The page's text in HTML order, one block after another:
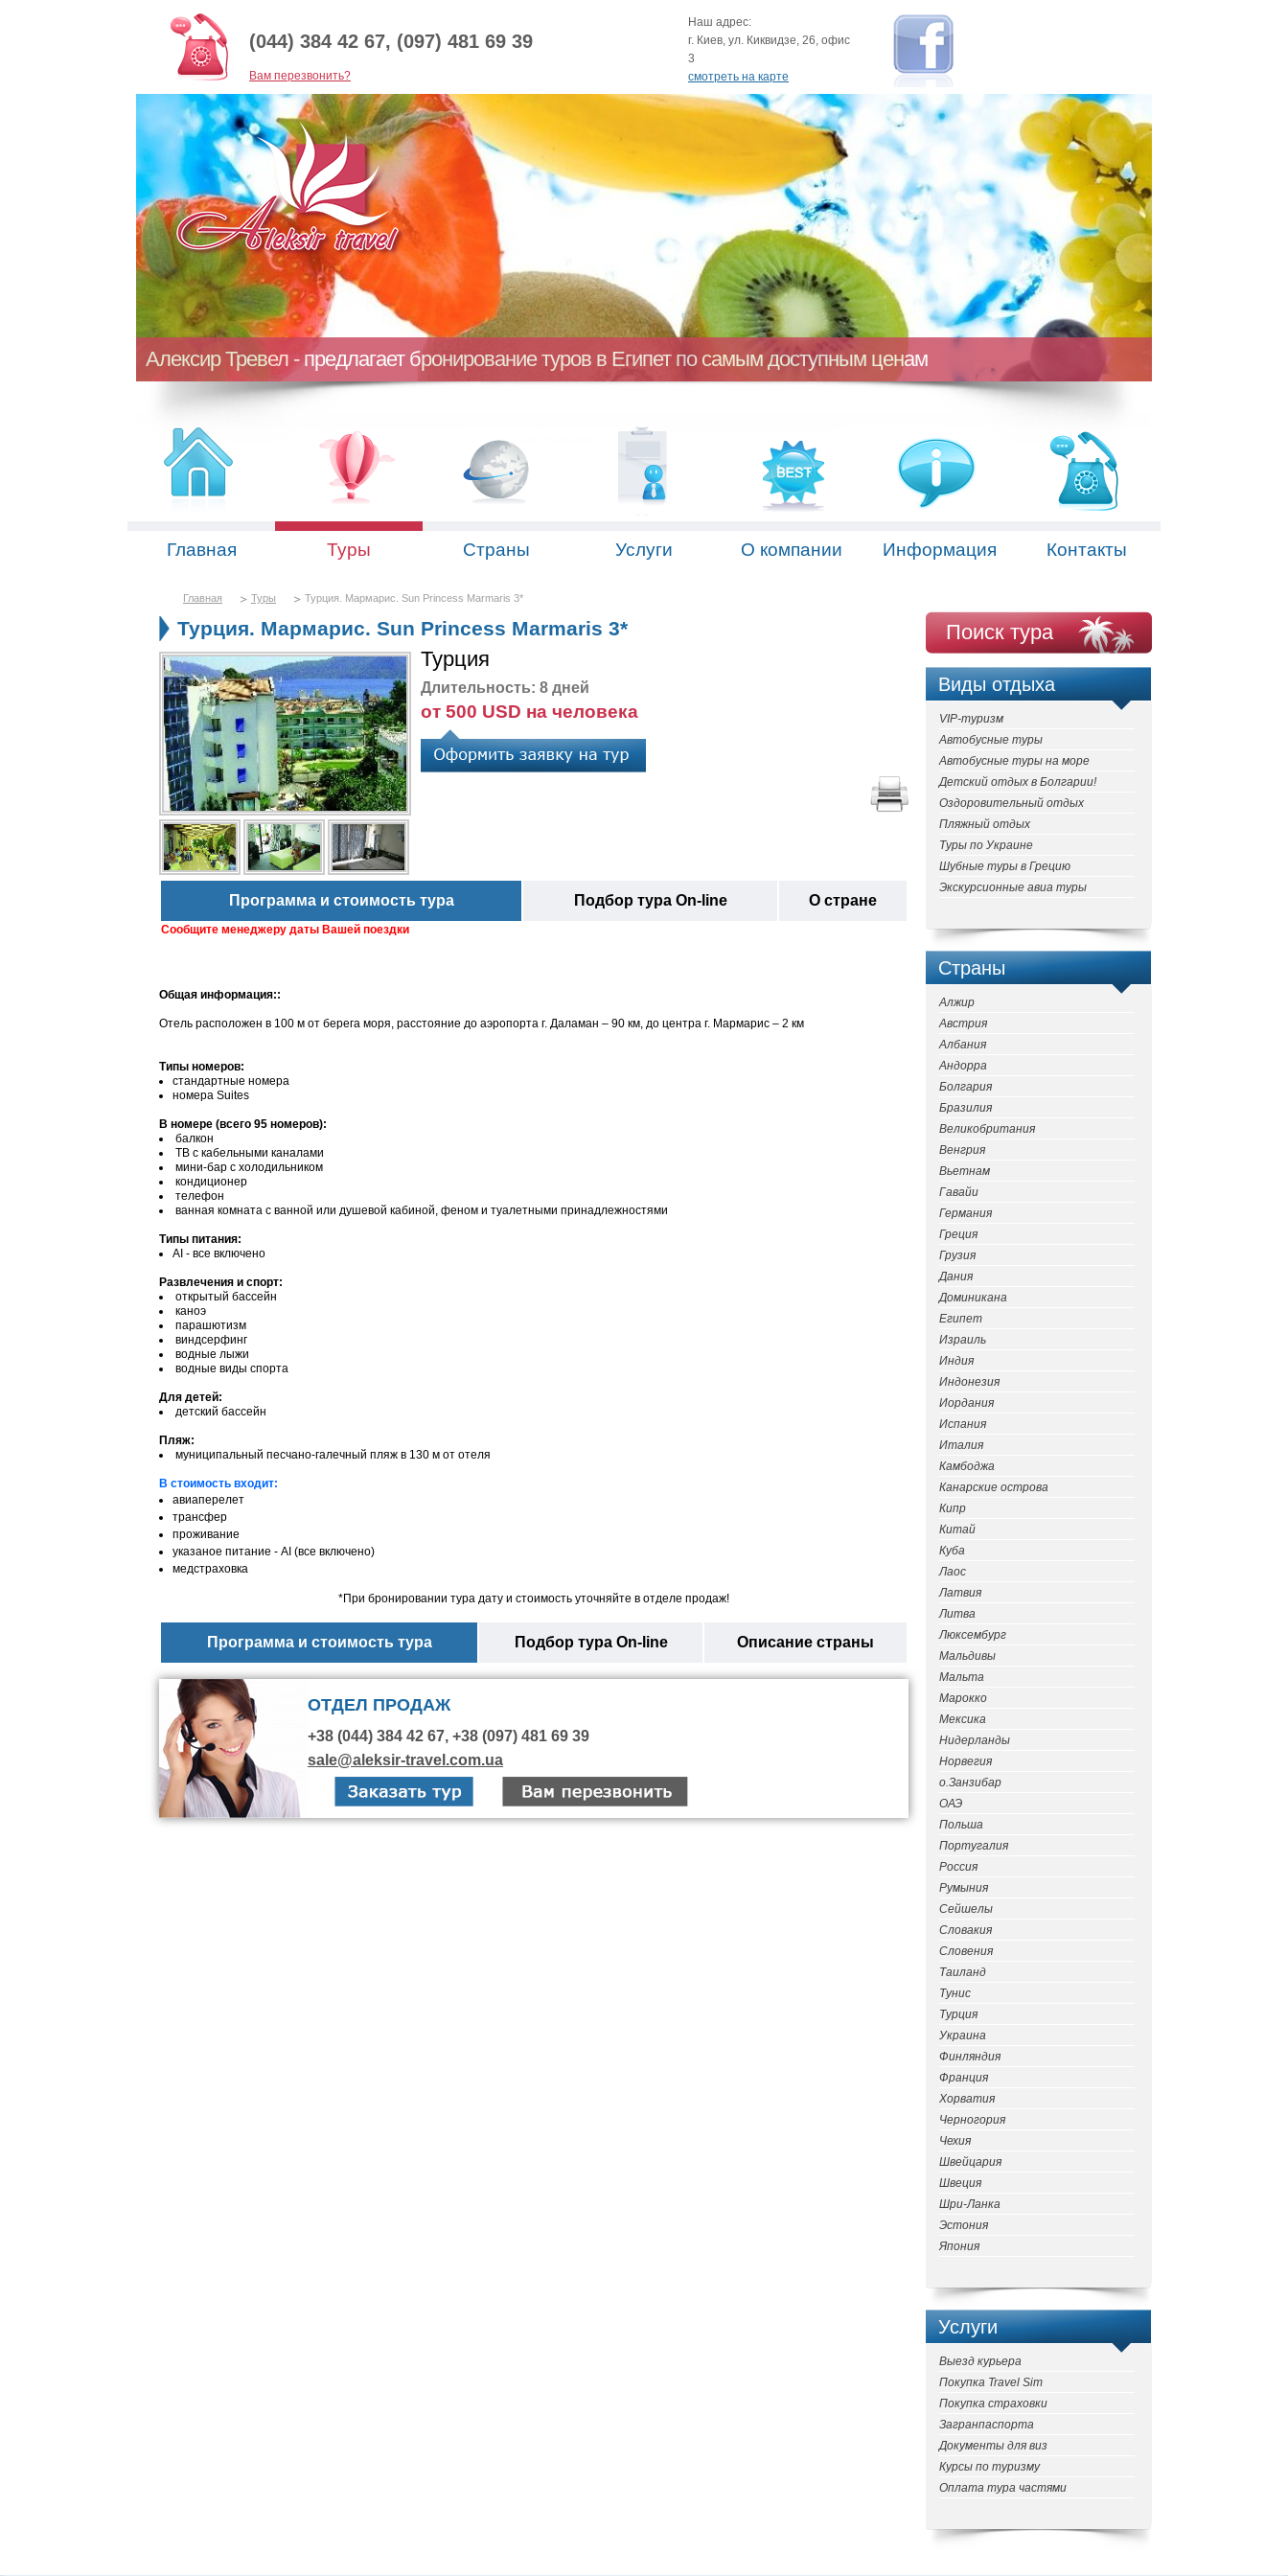
(044) 384 42 67, (097) 481 69 39
Baм перезвонить?
Наш адрес:
г. Киев, ул. Киквидзе, 26, офис
3
смотреть на карте
Главная Туры Страны Услуги О компании Информация Контакты
Главная Туры Турция. Мармарис. Sun Princess Marmaris 3*
Турция. Мармарис. Sun Princess Marmaris 3*
Турция
Длительность: 8 дней
от 500 USD на человека
Программа и стоимость тура Подбор тура On-line О стране
Сообщите менеджеру даты Вашей поездки
Общая информация::
Отель расположен в 100 м от берега моря, расстояние до аэропорта г. Даламан – 90 км, до центра г. Мармарис – 2 км
Типы номеров:
стандартные номера
номера Suites
В номере (всего 95 номеров):
балкон
ТВ с кабельными каналами
мини-бар с холодильником
кондиционер
телефон
ванная комната с ванной или душевой кабиной, феном и туалетными принадлежностями
Типы питания:
АІ - все включено
Развлечения и спорт:
открытый бассейн
каноэ
парашютизм
виндсерфинг
водные лыжи
водные виды спорта
Для детей:
детский бассейн
Пляж:
муниципальный песчано-галечный пляж в 130 м от отеля
В стоимость входит:
авиаперелет
трансфер
проживание
указаное питание - АІ (все включено)
медстраховка
*При бронировании тура дату и стоимость уточняйте в отделе продаж!
Программа и стоимость тура Подбор тура On-line Описание страны
ОТДЕЛ ПРОДАЖ
+38 (044) 384 42 67, +38 (097) 481 69 39
sale@aleksir-travel.com.ua
Поиск тура
Виды отдыха
VIP-туризм
Автобусные туры
Автобусные туры на море
Детский отдых в Болгарии!
Оздоровительный отдых
Пляжный отдых
Туры по Украине
Шубные туры в Грецию
Экскурсионные авиа туры
Страны
Алжир
Австрия
Албания
Андорра
Болгария
Бразилия
Великобритания
Венгрия
Вьетнам
Гавайи
Германия
Греция
Грузия
Дания
Доминикана
Египет
Израиль
Индия
Индонезия
Иордания
Испания
Италия
Камбоджа
Канарские острова
Кипр
Китай
Куба
Лаос
Латвия
Литва
Люксембург
Мальдивы
Мальта
Марокко
Мексика
Нидерланды
Норвегия
о.Занзибар
ОАЭ
Польша
Португалия
Россия
Румыния
Сейшелы
Словакия
Словения
Таиланд
Тунис
Турция
Украина
Финляндия
Франция
Хорватия
Черногория
Чехия
Швейцария
Швеция
Шри-Ланка
Эстония
Япония
Услуги
Выезд курьера
Покупка Travel Sim
Покупка страховки
Загранпаспорта
Документы для виз
Курсы по туризму
Оплата тура частями